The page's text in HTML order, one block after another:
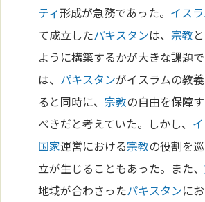
ティ形成が急務であった。 イス
て成立したパキスタンは、 宗教と
ように構築するかが大きな課題で
は、 パキスタンがイスラムの教
ると同時に、 宗教の自由を保障
べきだと考えていた。しかし、
国家運営における宗教の役割を
立が生じることもあった。また、
地域が合わさったパキスタンに